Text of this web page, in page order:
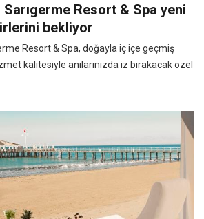
Resort & Spa yeni
bekliyor
Resort & Spa, doğayla iç içe geçmiş
kalitesiyle anılarınızda iz bırakacak özel